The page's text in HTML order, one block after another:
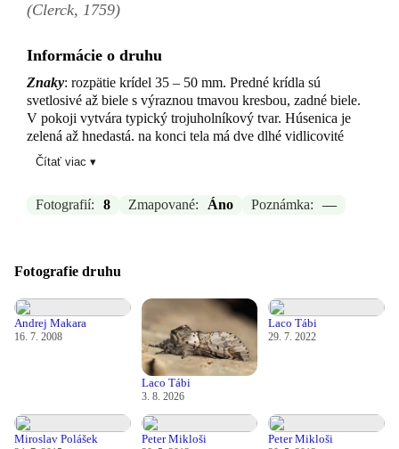
(Clerck, 1759)
Informácie o druhu
Znaky: rozpätie krídel 35 – 50 mm. Predné krídla sú
svetlosivé až biele s výraznou tmavou kresbou, zadné biele.
V pokoji vytvára typický trojuholníkový tvar. Húsenica je
zelená až hnedastá, na konci tela má dve dlhé vidlicovité
výbežky, ktorými pri vyrušení aktívne pohybuje.
záhrady a ďalšie stanovištia s výskytom vŕb a topoľov.
bežný druh.
Čas imága: IV. – VIII. (1 – 2 generácie podľa oblasti a
priebehu počasia).
: V. – IX.
: najmä vŕby (Salix spp.) a topole
(Populus spp.), zriedkavejšie osiky.
Poznámka: Húsenica pri vyrušení zdvíha prednú časť tela a
Čítať viac ▾
Fotografií: 8 Zmapované: Áno Poznámka: —
Fotografie druhu
Andrej Makara
16. 7. 2008
Laco Tábi
3. 8. 2026
Laco Tábi
29. 7. 2022
Miroslav Polášek Peter Mikloši Peter Mikloši